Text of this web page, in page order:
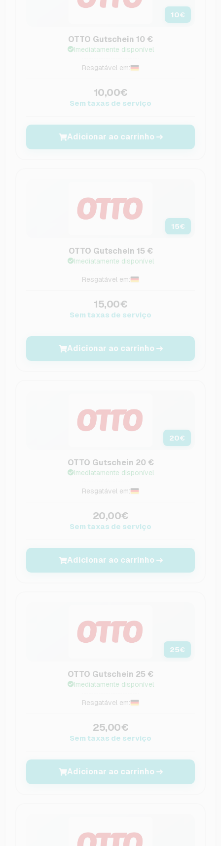
10€
OTTO Gutschein 10 €
Imediatamente disponível
Resgatável em:
10,00€
Sem taxas de serviço
Adicionar ao carrinho
15€
OTTO Gutschein 15 €
Imediatamente disponível
Resgatável em:
15,00€
Sem taxas de serviço
Adicionar ao carrinho
20€
OTTO Gutschein 20 €
Imediatamente disponível
Resgatável em:
20,00€
Sem taxas de serviço
Adicionar ao carrinho
25€
OTTO Gutschein 25 €
Imediatamente disponível
Resgatável em:
25,00€
Sem taxas de serviço
Adicionar ao carrinho